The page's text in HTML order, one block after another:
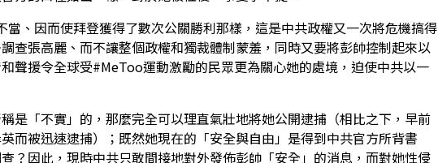
、因而使拜登獲得了數次公關勝利那樣，這是中共政權又一次將危機搞得
張高麗、而不讓整個政權和獨裁體制蒙羞，同時又要將彭帥控制起來以
聲援令全球受#MeToo運動激勵的民眾更為關心她的處境，迫使中共以一
是「不實」的，那麼完全可以理直氣壯地將她公開逮捕（相比之下，早前
而被迅速逮捕）；既然她現在的「安全與自由」是得到中共官方所背書
？因此，現時中共只敢間接地對外發佈彭帥「安全」的消息，而對她性侵